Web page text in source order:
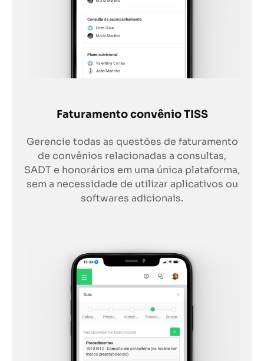
Faturamento convênio TISS
Gerencie todas as questões de faturamento
de convênios relacionadas a consultas,
SADT e honorários em uma única plataforma,
sem a necessidade de utilizar aplicativos ou
softwares adicionais.